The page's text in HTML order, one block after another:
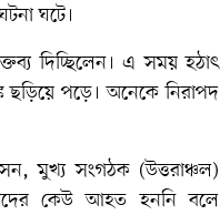
ঘটে।
দিচ্ছিলেন। এ সময় হঠাৎ
ছড়িয়ে পড়ে। অনেকে নিরাপদ
মুখ্য সংগঠক (উত্তরাঞ্চল)
কেউ আহত হননি বলে